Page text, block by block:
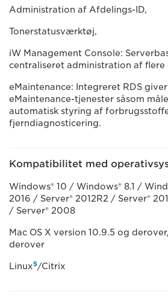
Administration af Afdelings-ID,
Tonerstatusværktøj,
iW Management Console:
centraliseret administration af flere
eMaintenance: Integreret RDS
eMaintenance-tjenester såsom
automatisk styring af
fjerndiagnosticering.
Kompatibilitet med
Windows® 10 / Windows® 8.1 /
2016 / Server® 2012R2 / Server®
/ Server® 2008
Mac OS X version 10.9.5 og
derover
Linux5/Citrix